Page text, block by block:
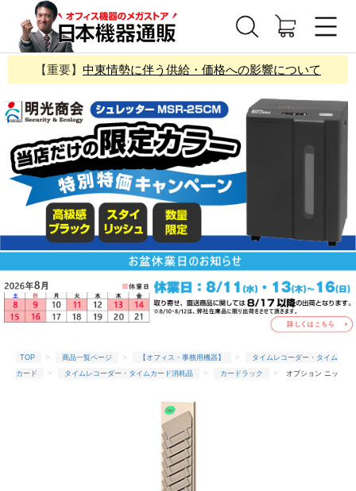
【重要】 中東情勢に伴う供給・価格への影響について
TOP 商品一覧ページ 【オフィス・事務用機器】
タイムレコーダー・タイム
カード
タイムレコーダー・タイムカード消耗品 カードラック
オプション ニッ